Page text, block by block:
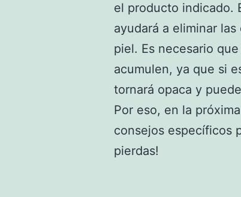
el producto indicado.
ayudará a eliminar
piel. Es necesario
acumulen, ya que si
tornará opaca y
Por eso, en la
consejos específicos
pierdas!